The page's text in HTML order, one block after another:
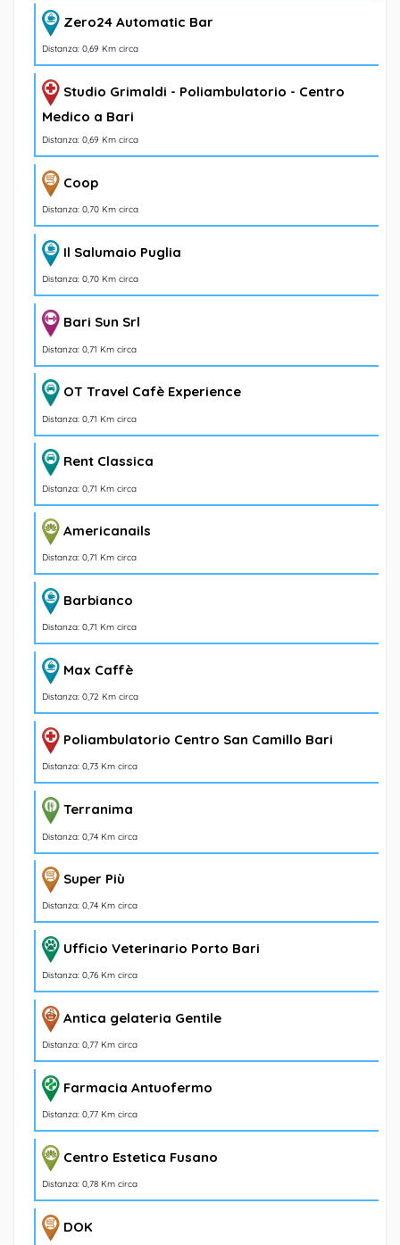
Zero24 Automatic Bar
Distanza: 0,69 Km circa
Studio Grimaldi - Poliambulatorio - Centro
Medico a Bari
Distanza: 0,69 Km circa
Coop
Distanza: 0,70 Km circa
Il Salumaio Puglia
Distanza: 0,70 Km circa
Bari Sun Srl
Distanza: 0,71 Km circa
OT Travel Cafè Experience
Distanza: 0,71 Km circa
Rent Classica
Distanza: 0,71 Km circa
Americanails
Distanza: 0,71 Km circa
Barbianco
Distanza: 0,71 Km circa
Max Caffè
Distanza: 0,72 Km circa
Poliambulatorio Centro San Camillo Bari
Distanza: 0,73 Km circa
Terranima
Distanza: 0,74 Km circa
Super Più
Distanza: 0,74 Km circa
Ufficio Veterinario Porto Bari
Distanza: 0,76 Km circa
Antica gelateria Gentile
Distanza: 0,77 Km circa
Farmacia Antuofermo
Distanza: 0,77 Km circa
Centro Estetica Fusano
Distanza: 0,78 Km circa
DOK